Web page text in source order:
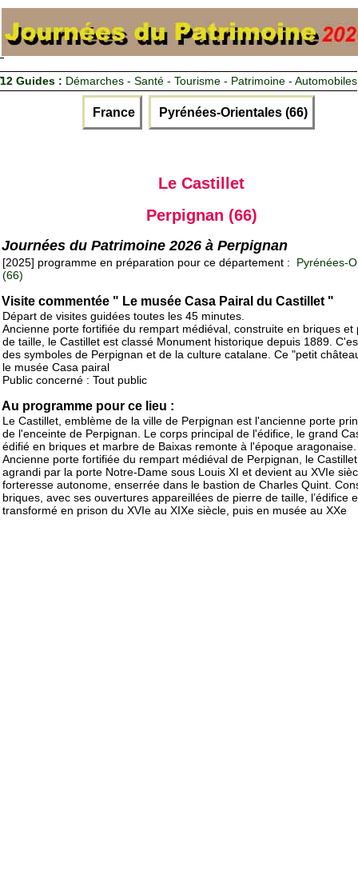
12 Guides : Démarches - Santé - Tourisme - Patrimoine - Automobiles
France Pyrénées-Orientales (66)
Le Castillet
Perpignan (66)
Journées du Patrimoine 2026 à Perpignan
[2025] programme en préparation pour ce département :
Pyrénées-
(66)
Visite commentée " Le musée Casa Pairal du Castillet "
Départ de visites guidées toutes les 45 minutes.
Ancienne porte fortifiée du rempart médiéval, construite en briques et
de taille, le Castillet est classé Monument historique depuis 1889.
des symboles de Perpignan et de la culture catalane. Ce "petit
le musée Casa pairal
Public concerné : Tout public
Au programme pour ce lieu :
Le Castillet, emblème de la ville de Perpignan est l'ancienne porte
de l'enceinte de Perpignan. Le corps principal de l'édifice, le grand
édifié en briques et marbre de Baixas remonte à l'époque aragonaise.
Ancienne porte fortifiée du rempart médiéval de Perpignan, le
agrandi par la porte Notre-Dame sous Louis XI et devient au XVIe
forteresse autonome, enserrée dans le bastion de Charles Quint.
briques, avec ses ouvertures appareillées de pierre de taille, l’édifice
transformé en prison du XVIe au XIXe siècle, puis en musée au XXe